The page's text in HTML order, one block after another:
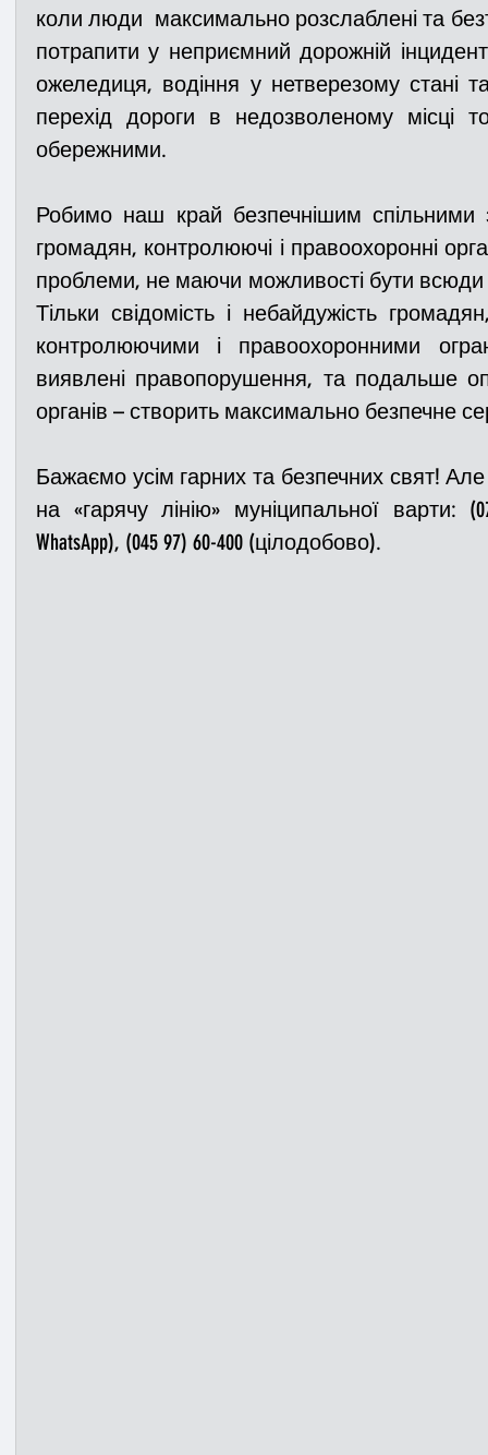
коли люди  максимально розслаблені та
потрапити у неприємний дорожній
ожеледиця, водіння у нетверезому стані
перехід дороги в недозволеному місці
обережними.
Робимо наш край безпечнішим
громадян, контролюючі і правоохоронні
проблеми, не маючи можливості бути всюди
Тільки свідомість і небайдужість
контролюючими і правоохоронними
виявлені правопорушення, та подальше
органів – створить максимально безпечне
Бажаємо усім гарних та безпечних свят!
на «гарячу лінію» муніципальної варти:
WhatsApp), (045 97) 60-400 (цілодобово).